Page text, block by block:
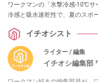
ワークマンの「氷撃冷感-10℃サ
冷感と吸水速乾性で、夏のスポ
イチオシスト
ライター / 編集
イチオシ編集部